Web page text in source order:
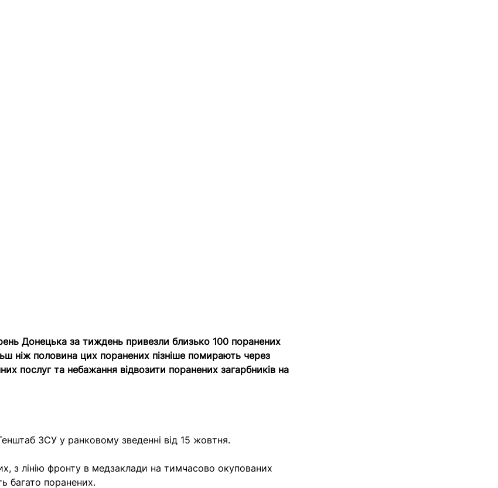
Донецька за тиждень привезли близько 100 поранених
ніж половина цих поранених пізніше помирають через
послуг та небажання відвозити поранених загарбників на
ЗСУ у ранковому зведенні від 15 жовтня.
з лінію фронту в медзаклади на тимчасово окупованих
багато поранених.